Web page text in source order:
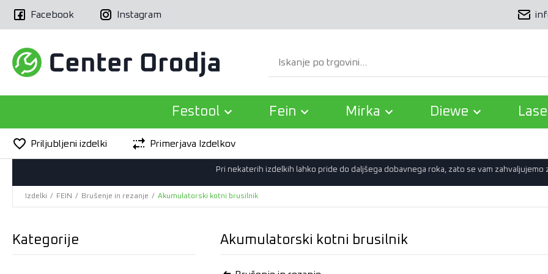
Facebook Instagram
Išči
Festool Fein Mirka Diewe
Priljubljeni izdelki Primerjava Izdelkov
Pri nekaterih izdelkih lahko pride do daljšega dobavnega roka, zato se vam zahvaljujemo
Izdelki / FEIN / Brušenje in rezanje / Akumulatorski kotni brusilnik
Kategorije Akumulatorski kotni brusilnik